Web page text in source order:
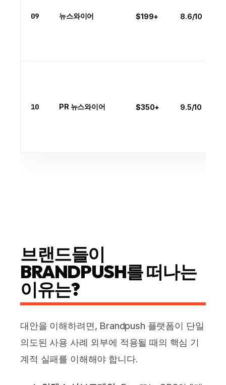
09 뉴스와이어 $199+ 8.6/10
10 PR 뉴스와이어 $350+ 9.5/10
브랜드들이
BRANDPUSH를 떠나는
이유는?
대안을 이해하려면, Brandpush 플랫폼이 단일
의도된 사용 사례 외부에 적용될 때의 핵심 기
계적 실패를 이해해야 합니다.